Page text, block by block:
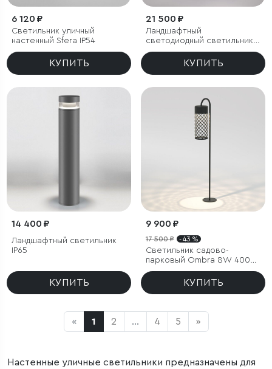
6 120 ₽
Светильник уличный
настенный Sfera IP54
КУПИТЬ
21 500 ₽
Ландшафтный
светодиодный светильник
Frame LED IP54
КУПИТЬ
14 400 ₽
Ландшафтный светильник
IP65
КУПИТЬ
9 900 ₽
17 500 ₽ - 43 %
Светильник садово-
парковый Ombra 8W 4000K
черный
КУПИТЬ
« 1 2 ... 4 5 »
Настенные уличные светильники предназначены для